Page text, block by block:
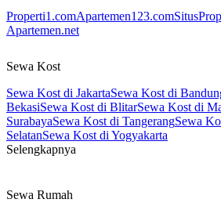
Properti1.comApartemen123.com
Apartemen.net
Sewa Kost
Sewa Kost di JakartaSewa Kost di
BekasiSewa Kost di BlitarSewa Kost di
SurabayaSewa Kost di TangerangSewa
SelatanSewa Kost di Yogyakarta
Selengkapnya
Sewa Rumah